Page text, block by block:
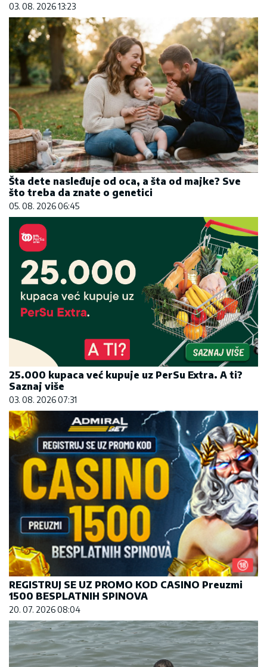
03. 08. 2026 13:23
Šta dete nasleđuje od oca, a šta od majke? Sve
što treba da znate o genetici
05. 08. 2026 06:45
25.000 kupaca već kupuje uz PerSu Extra. A ti?
Saznaj više
03. 08. 2026 07:31
REGISTRUJ SE UZ PROMO KOD CASINO Preuzmi
1500 BESPLATNIH SPINOVA
20. 07. 2026 08:04